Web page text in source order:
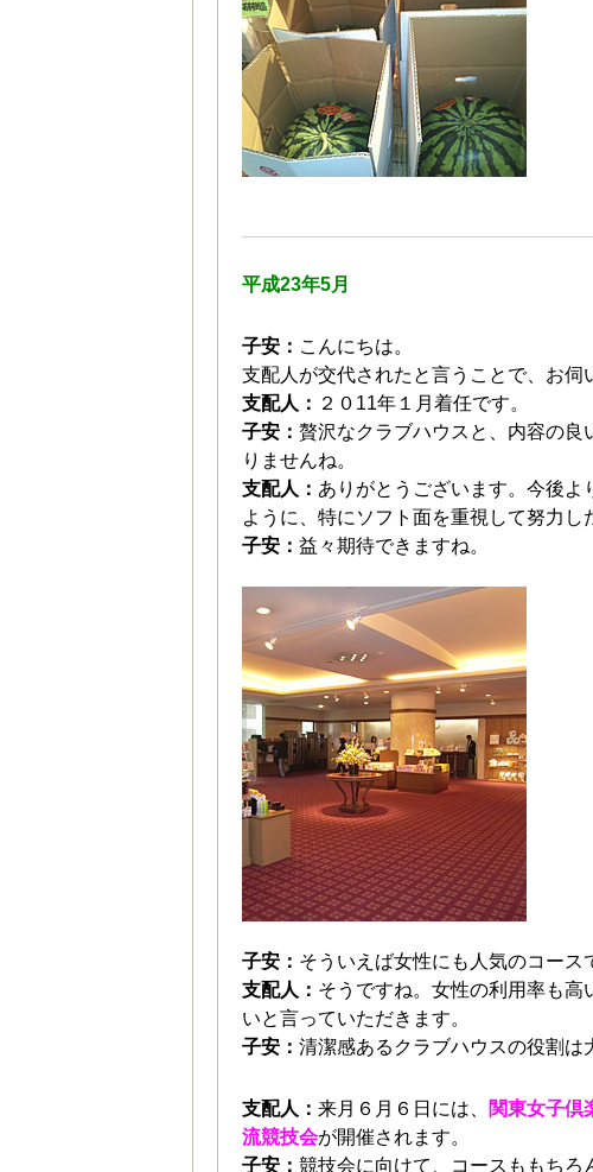
平成23年5月
子安： こんにちは。
支配人が交代されたと言うことで、お伺
支配人： ２０11年１月着任です。
子安： 贅沢なクラブハウスと、内容の
りませんね。
支配人： ありがとうございます。今後
ように、特にソフト面を重視して努力し
子安： 益々期待できますね。
子安： そういえば女性にも人気のコース
支配人： そうですね。女性の利用率も
いと言っていただきます。
子安： 清潔感あるクラブハウスの役割は
支配人： 来月６月６日には、 関東女子倶
流競技会が開催されます。
子安： 競技会に向けて、コースももち